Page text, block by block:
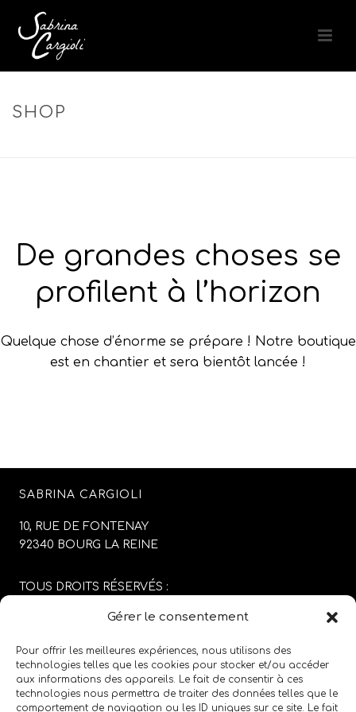
Gérer le consentement
Pour offrir les meilleures expériences, nous utilisons des
technologies telles que les cookies pour stocker et/ou accéder
aux informations des appareils. Le fait de consentir à ces
technologies nous permettra de traiter des données telles que le
comportement de navigation ou les ID uniques sur ce site. Le fait
SHOP
De grandes choses se
profilent à l’horizon
Quelque chose d’énorme se prépare ! Notre boutique
est en chantier et sera bientôt lancée !
SABRINA CARGIOLI
10, RUE DE FONTENAY
92340 BOURG LA REINE
TOUS DROITS RÉSERVÉS :
CONCEPTION DU SITE :
MENTIONS LÉGALES/CGV